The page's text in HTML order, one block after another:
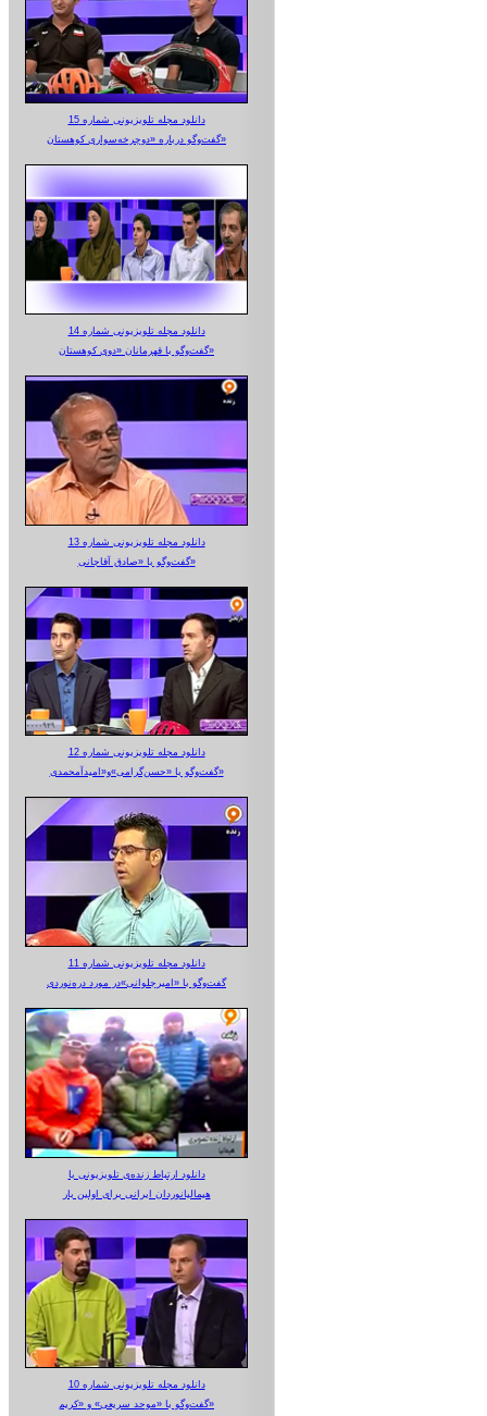
دانلود مجله تلویزیونی شماره 15
گفت‌وگو درباره «دوچرخه‌سواری کوهستان»
دانلود مجله تلویزیونی شماره 14
گفت‌وگو با قهرمانان «دوی کوهستان»
دانلود مجله تلویزیونی شماره 13
گفت‌وگو با «صادق آقاجانی»
دانلود مجله تلویزیونی شماره 12
گفت‌وگو با «حسن‌گرامی»و«امیدآمحمدی»
دانلود مجله تلویزیونی شماره 11
گفت‌وگو با «امیرجلوانی»در مورد دره‌نوردی
دانلود ارتباط زنده‌ی تلویزیونی‌ با
هیمالیانوردان ایرانی برای اولین بار
دانلود مجله تلویزیونی شماره 10
گفت‌وگو با «موحد سریعی» و «کریم»